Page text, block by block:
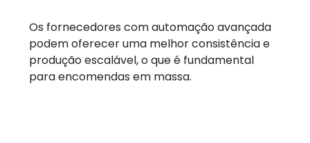
Os fornecedores com automação avançada
podem oferecer uma melhor consistência e
produção escalável, o que é fundamental
para encomendas em massa.